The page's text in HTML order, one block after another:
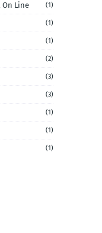
On Line (1)
(1)
(1)
(2)
(3)
(3)
(1)
(1)
(1)